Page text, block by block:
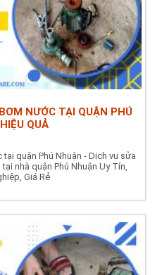
NƯỚC TẠI QUẬN PHÚ
QUẢ
quận Phú Nhuận - Dịch vụ sửa
nhà quận Phú Nhuận Uy Tín,
Giá Rẻ